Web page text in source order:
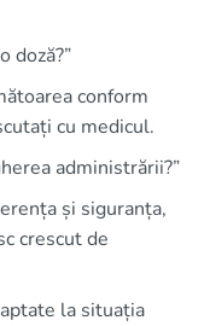
doză?”
conform
cu medicul.
administrării?”
și siguranța,
crescut de
la situația